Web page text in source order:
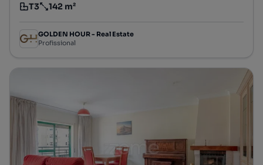
Tipologia
T3
Preço por metro quadrado
142 m²
GOLDEN HOUR - Real Estate
Profissional